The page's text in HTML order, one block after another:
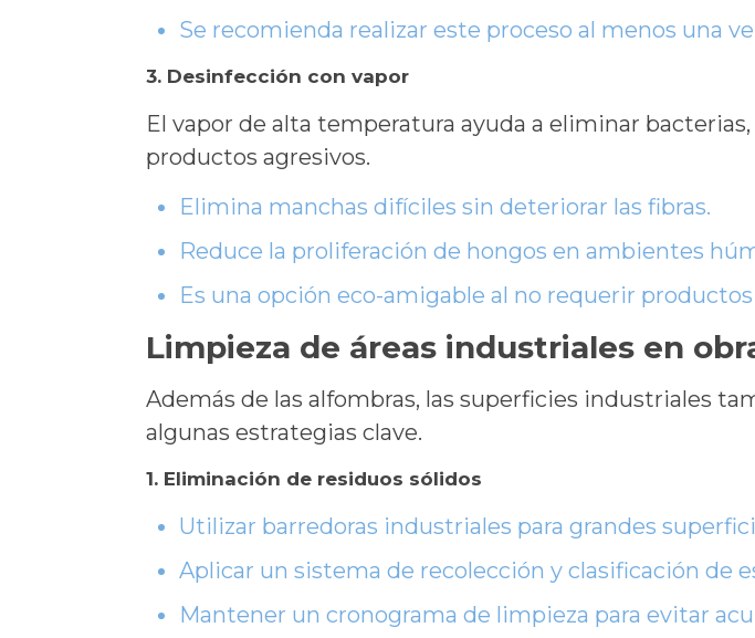
Se recomienda realizar este proceso al menos una
3. Desinfección con vapor
El vapor de alta temperatura ayuda a eliminar
productos agresivos.
Elimina manchas difíciles sin deteriorar las fibras.
Reduce la proliferación de hongos en ambientes
Es una opción eco-amigable al no requerir
Limpieza de áreas industriales en
Además de las alfombras, las superficies industriales
algunas estrategias clave.
1. Eliminación de residuos sólidos
Utilizar barredoras industriales para grandes
Aplicar un sistema de recolección y clasificación de
Mantener un cronograma de limpieza para evitar